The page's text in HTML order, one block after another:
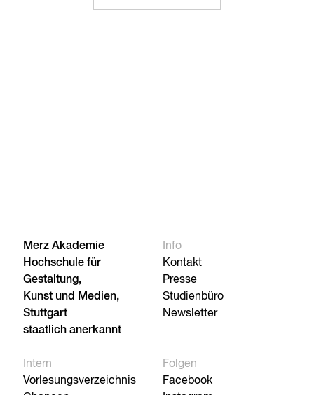
Merz Akademie
Hochschule für
Gestaltung,
Kunst und Medien,
Stuttgart
staatlich anerkannt
Info
Kontakt
Presse
Studienbüro
Newsletter
Intern
Vorlesungsverzeichnis
Folgen
Facebook